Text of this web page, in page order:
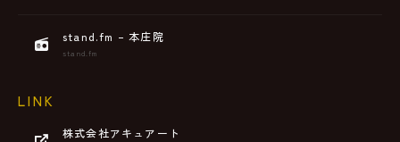
stand.fm – 本庄院
stand.fm
LINK
株式会社アキュアート